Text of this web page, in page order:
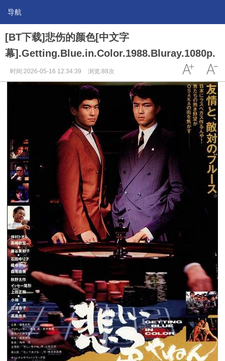
导航
[BT下载]悲伤的颜色[中文字
幕].Getting.Blue.in.Color.1988.Bluray.1080p.
时间:2026-05-16 12:34:39 浏览:88次